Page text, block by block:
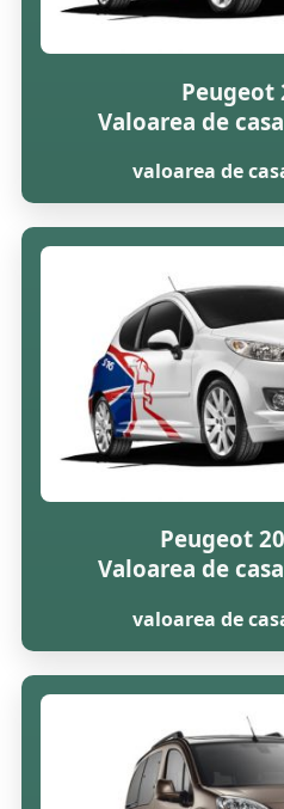
Peugeot
Valoarea de
valoarea de
Peugeot
Valoarea de
valoarea de